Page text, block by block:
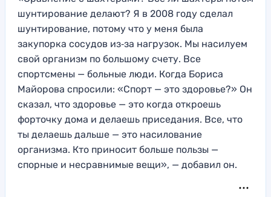
шунтирование делают? Я в 2008 году сделал
шунтирование, потому что у меня была
закупорка сосудов из‑за нагрузок. Мы насилуем
свой организм по большому счету. Все
спортсмены — больные люди. Когда Бориса
Майорова спросили: «Спорт — это здоровье?» Он
сказал, что здоровье — это когда откроешь
форточку дома и делаешь приседания. Все, что
ты делаешь дальше — это насилование
организма. Кто приносит больше пользы —
спорные и несравнимые вещи», — добавил он.